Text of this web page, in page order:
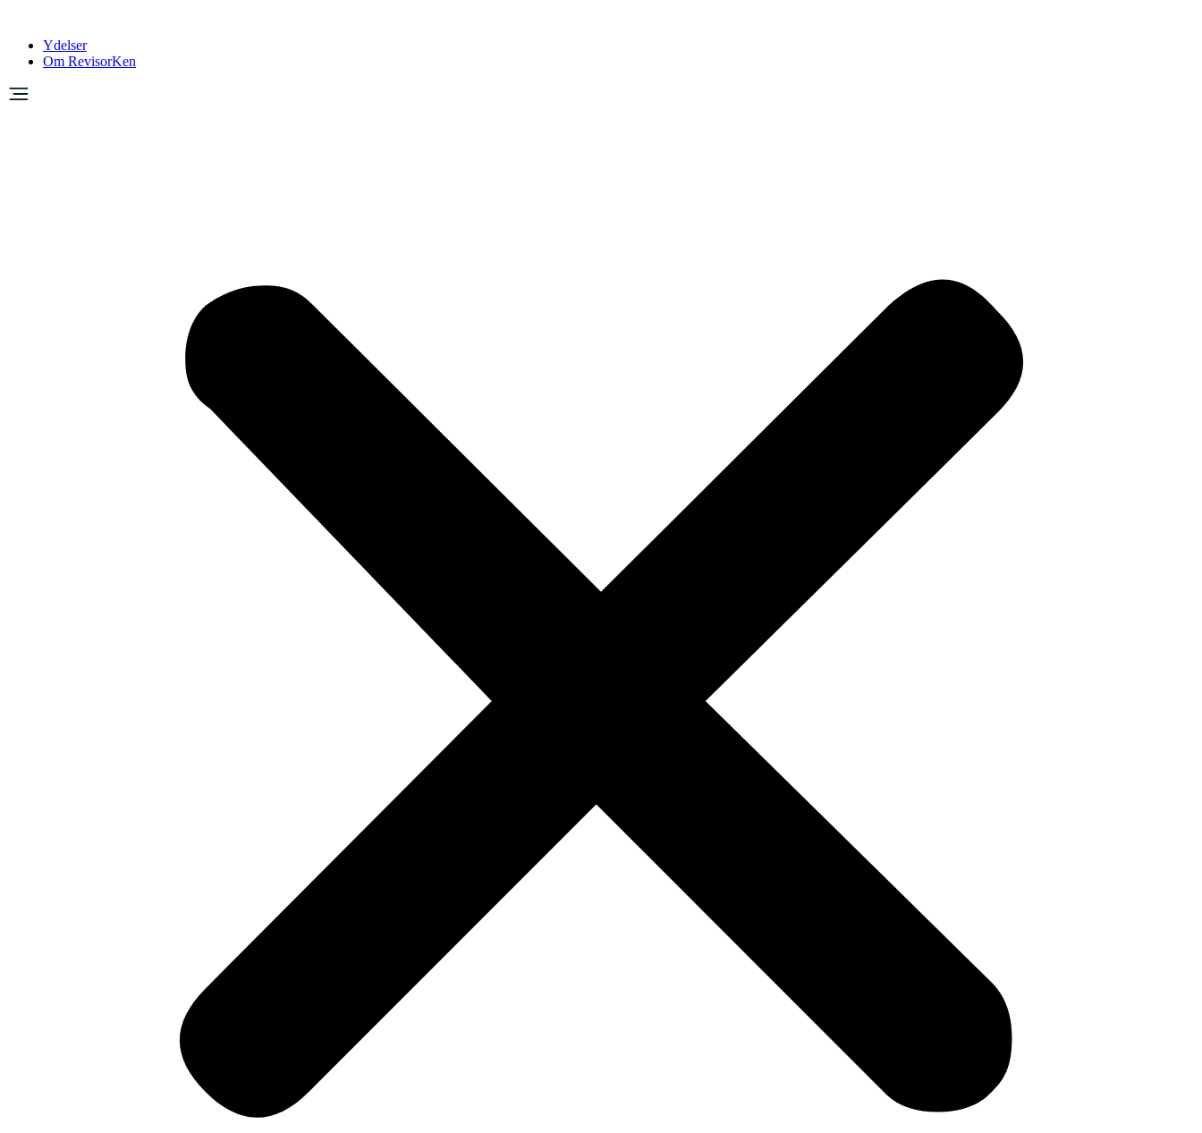
Ydelser
Om RevisorKen